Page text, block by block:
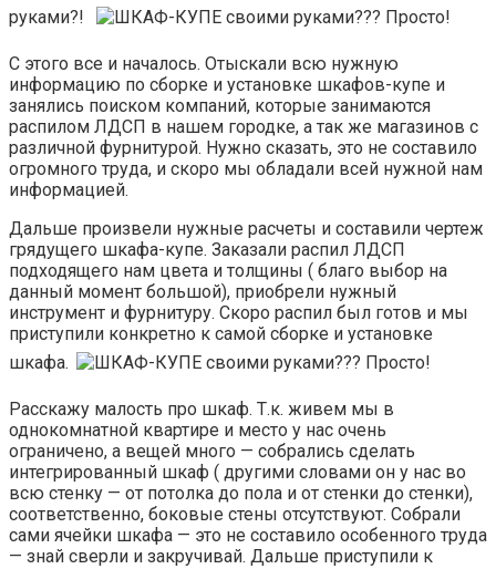
руками?!
С этого все и началось. Отыскали всю нужную
информацию по сборке и установке шкафов-купе и
занялись поиском компаний, которые занимаются
распилом ЛДСП в нашем городке, а так же магазинов с
различной фурнитурой. Нужно сказать, это не составило
огромного труда, и скоро мы обладали всей нужной нам
информацией.
Дальше произвели нужные расчеты и составили чертеж
грядущего шкафа-купе. Заказали распил ЛДСП
подходящего нам цвета и толщины ( благо выбор на
данный момент большой), приобрели нужный
инструмент и фурнитуру. Скоро распил был готов и мы
приступили конкретно к самой сборке и установке
шкафа.
Расскажу малость про шкаф. Т.к. живем мы в
однокомнатной квартире и место у нас очень
ограничено, а вещей много — собрались сделать
интегрированный шкаф ( другими словами он у нас во
всю стенку — от потолка до пола и от стенки до стенки),
соответственно, боковые стены отсутствуют. Собрали
сами ячейки шкафа — это не составило особенного труда
— знай сверли и закручивай. Дальше приступили к